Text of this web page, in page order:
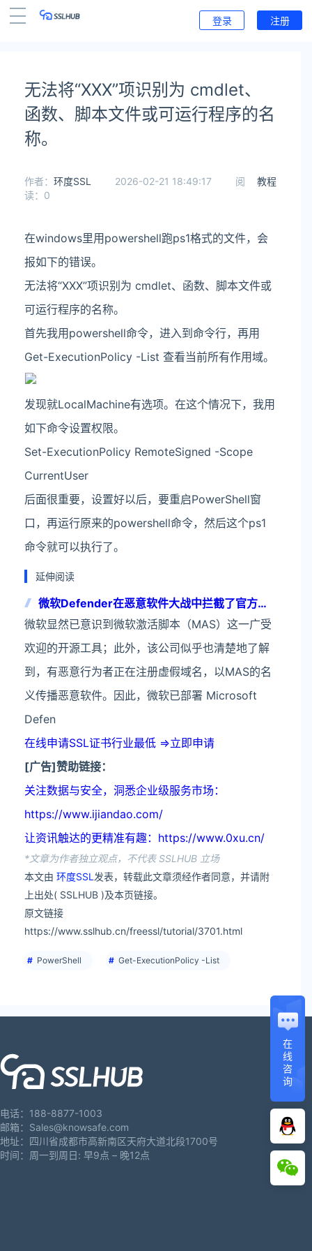
登录 注册
无法将“XXX”项识别为 cmdlet、
函数、脚本文件或可运行程序的名
称。
教程
作者： 环度SSL 2026-02-21 18:49:17
阅
读：0
在windows里用powershell跑ps1格式的文件，会
报如下的错误。
无法将“XXX”项识别为 cmdlet、函数、脚本文件或
可运行程序的名称。
首先我用powershell命令，进入到命令行，再用
Get-ExecutionPolicy -List 查看当前所有作用域。
发现就LocalMachine有选项。在这个情况下，我用
如下命令设置权限。
Set-ExecutionPolicy RemoteSigned -Scope
CurrentUser
后面很重要，设置好以后，要重启PowerShell窗
口，再运行原来的powershell命令，然后这个ps1
命令就可以执行了。
延伸阅读
微软Defender在恶意软件大战中拦截了官方
MAS脚本
微软显然已意识到微软激活脚本（MAS）这一广受
欢迎的开源工具；此外，该公司似乎也清楚地了解
到，有恶意行为者正在注册虚假域名，以MAS的名
义传播恶意软件。因此，微软已部署 Microsoft
Defen
在线申请SSL证书行业最低 =>立即申请
[广告]赞助链接：
关注数据与安全，洞悉企业级服务市场：
https://www.ijiandao.com/
让资讯触达的更精准有趣：https://www.0xu.cn/
*文章为作者独立观点，不代表 SSLHUB 立场
本文由 环度SSL 发表，转载此文章须经作者同意，并请附
上出处( SSLHUB )及本页链接。
原文链接
https://www.sslhub.cn/freessl/tutorial/3701.html
PowerShell Get-ExecutionPolicy -List
在
线
咨
询
电话：188-8877-1003
邮箱：Sales@knowsafe.com
地址：四川省成都市高新南区天府大道北段1700号
时间：周一到周日: 早9点 – 晚12点